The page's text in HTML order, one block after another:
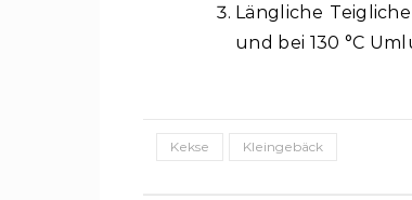
Längliche
und bei 130 °C
Kekse Kleingebäck